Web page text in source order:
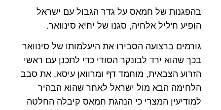
בהפגנות של חמאס על גדר הגבול עם ישראל
הופיע ח'ליל אלחיה, סגנו של יחיא סינוואר.
גורמים ברצועה הסבירו את היעלמותו של סינוואר
בכך שהוא ירד לבונקר הסודי כדי לתכנן עם ראשי
הזרוע הצבאית, מוחמד דף ומרוואן עיסא, את סבב
הלחימה הבא מול ישראל לאחר שהוא הבהיר
למודיעין המצרי כי הנהגת חמאס קיבלה החלטה